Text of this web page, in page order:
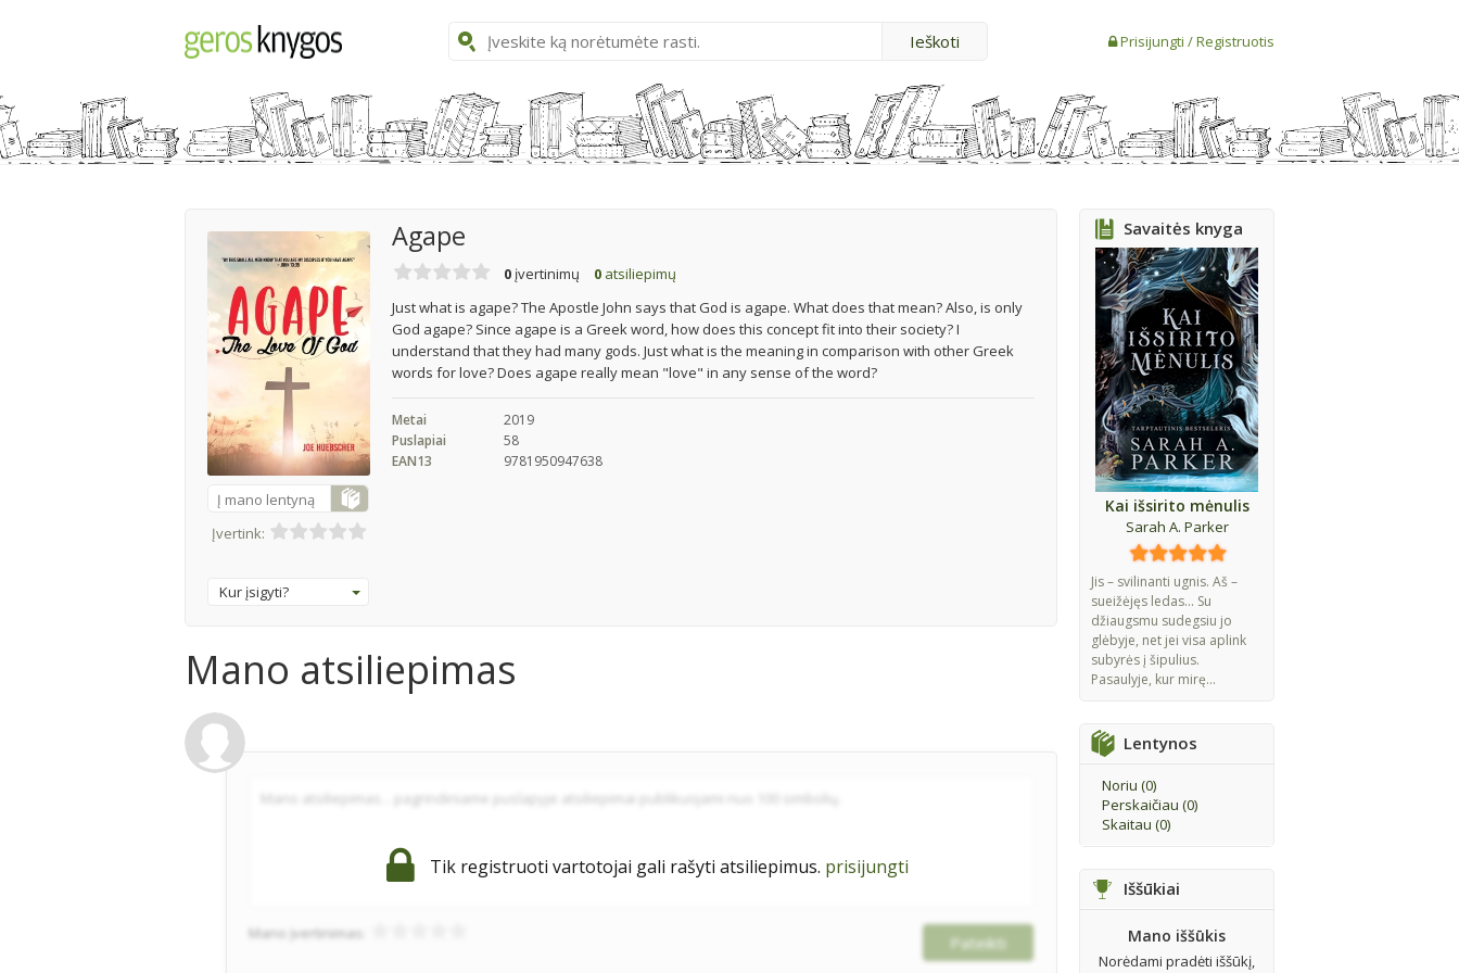
Prisijungti /Registruotis
Savaitės knyga
Kai išsirito mėnulis
Sarah A. Parker
Jis – svilinanti ugnis. Aš –
sueižėjęs ledas... Su
džiaugsmu sudegsiu jo
glėbyje, net jei visa aplink
subyrės į šipulius.
Pasaulyje, kur mirę...
Lentynos
Noriu (0)
Perskaičiau (0)
Skaitau (0)
Iššūkiai
Mano iššūkis
Norėdami pradėti iššūkį,
Į mano lentyną
Įvertink:
Kur įsigyti?
Agape
0 įvertinimų 0 atsiliepimų
Just what is agape? The Apostle John says that God is agape. What does that mean? Also, is only
God agape? Since agape is a Greek word, how does this concept fit into their society? I
understand that they had many gods. Just what is the meaning in comparison with other Greek
words for love? Does agape really mean "love" in any sense of the word?
Metai
2019
Puslapiai
58
EAN13
9781950947638
Mano atsiliepimas
Tik registruoti vartotojai gali rašyti atsiliepimus. prisijungti
Mano įvertinimas: